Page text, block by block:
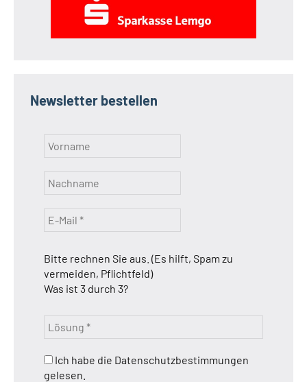
Newsletter bestellen
Bitte rechnen Sie aus. (Es hilft, Spam zu
vermeiden, Pflichtfeld)
Was ist 3 durch 3?
Ich habe die Datenschutzbestimmungen
gelesen.